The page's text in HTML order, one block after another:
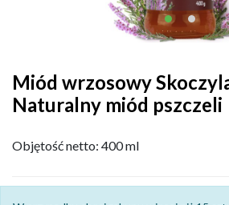
Miód wrzosowy
Naturalny miód pszczeli
Objętość netto: 400 ml